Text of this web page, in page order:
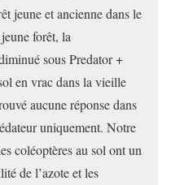
jeune et ancienne dans le
forêt, la
sous Predator +
en vrac dans la vieille
aucune réponse dans
uniquement. Notre
coléoptères au sol ont un
de l’azote et les